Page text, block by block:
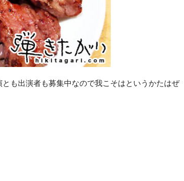
も出演者も募集中なので我こそはというかたはぜ